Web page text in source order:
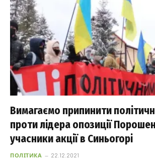
Вимагаємо припинити
проти лідера опозиції
учасники акції в Синьогорі
ПОЛІТИКА 22.12.2021